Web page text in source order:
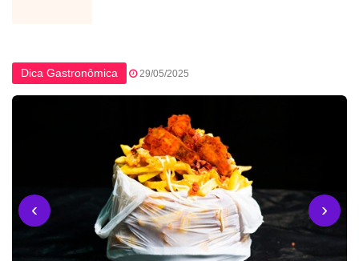
Dica Gastronômica 29/05/2025
‹ ›